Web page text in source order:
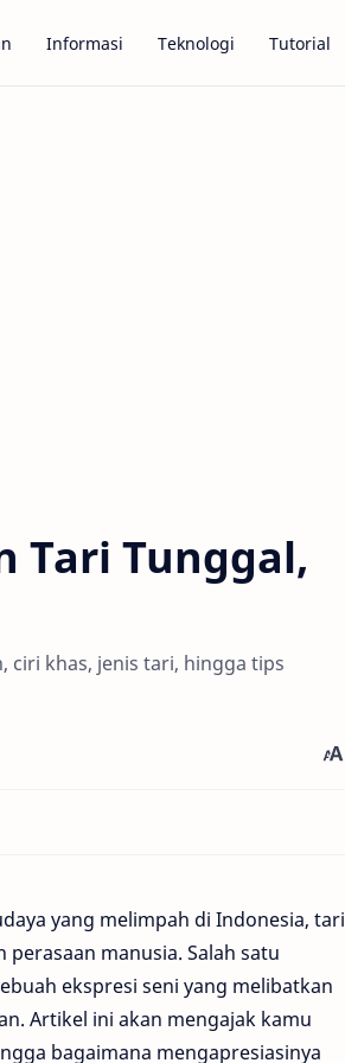
Informasi Teknologi Tutorial
Tari Tunggal,
ciri khas, jenis tari, hingga tips
yang melimpah di Indonesia, tari
manusia. Salah satu
ekspresi seni yang melibatkan
Artikel ini akan mengajak kamu
bagaimana mengapresiasinya